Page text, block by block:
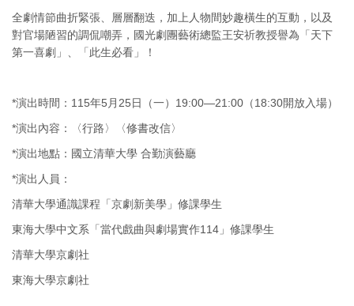
全劇情節曲折緊張、層層翻迭，加上人物間妙趣橫生的互動，以及
對官場陋習的調侃嘲弄，國光劇團藝術總監王安祈教授譽為「天下
第一喜劇」、「此生必看」！
*演出時間：115年5月25日（一）19:00—21:00（18:30開放入場）
*演出內容：〈行路〉〈修書改信〉
*演出地點：國立清華大學 合勤演藝廳
*演出人員：
清華大學通識課程「京劇新美學」修課學生
東海大學中文系「當代戲曲與劇場實作114」修課學生
清華大學京劇社
東海大學京劇社